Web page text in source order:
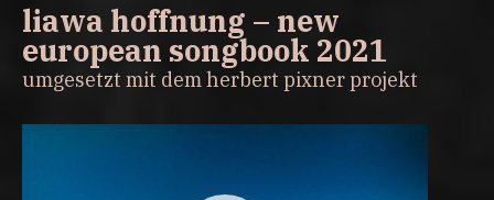
liawa hoffnung – new
european songbook 2021
umgesetzt mit dem herbert pixner projekt